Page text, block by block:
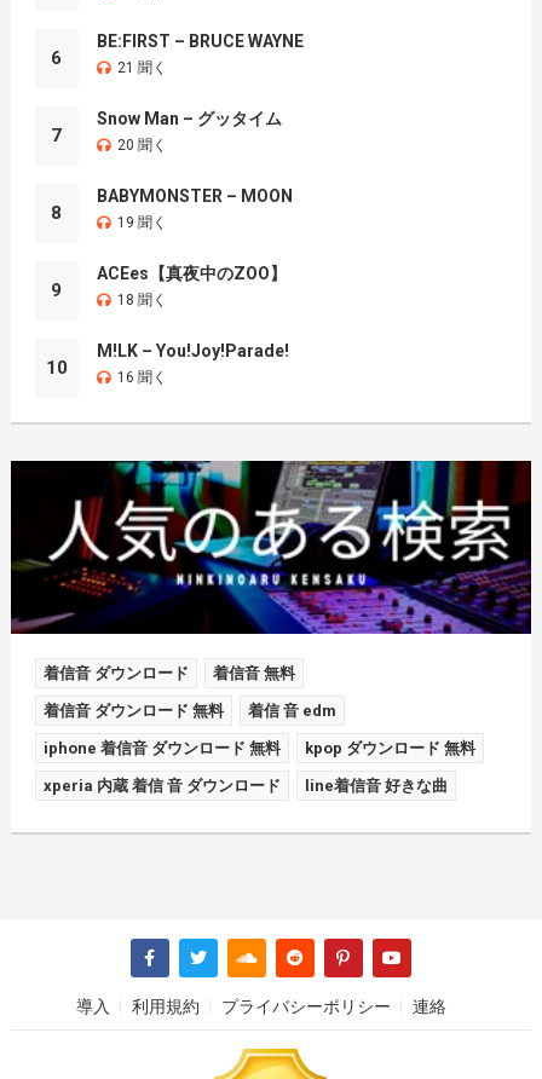
6
BE:FIRST – BRUCE WAYNE
21 聞く
7
Snow Man – グッタイム
20 聞く
8
BABYMONSTER – MOON
19 聞く
9
ACEes【真夜中のZOO】
18 聞く
10
M!LK – You!Joy!Parade!
16 聞く
着信音 ダウンロード 着信音 無料
着信音 ダウンロード 無料 着信 音 edm
iphone 着信音 ダウンロード 無料 kpop ダウンロード 無料
xperia 内蔵 着信 音 ダウンロード line着信音 好きな曲
導入 利用規約 プライバシーポリシー 連絡